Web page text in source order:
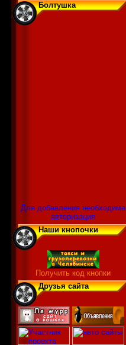
Болтушка
Для добавления необходима
авторизация
Наши кнопочки
Получить код кнопки
Друзья сайта